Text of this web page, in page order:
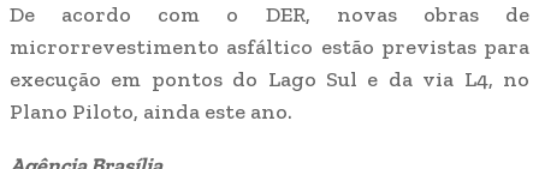
De acordo com o DER, novas obras de
microrrevestimento asfáltico estão previstas para
execução em pontos do Lago Sul e da via L4, no
Plano Piloto, ainda este ano.